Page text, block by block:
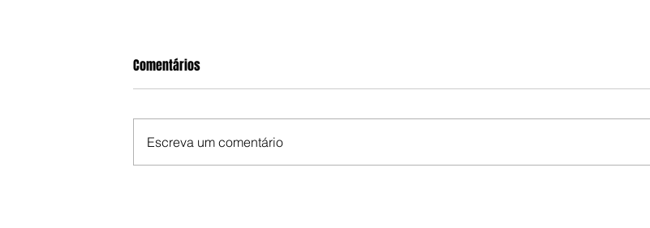
Comentários
Escreva um comentário